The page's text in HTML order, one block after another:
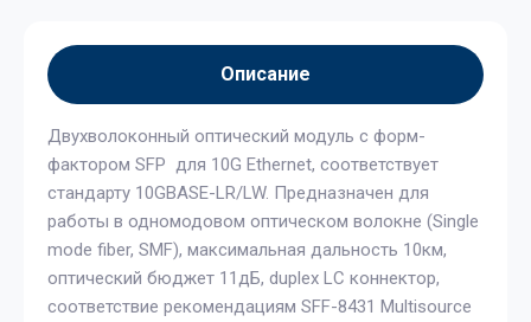
Описание
Двухволоконный оптический модуль с форм-
фактором SFP для 10G Ethernet, соответствует
стандарту 10GBASE-LR/LW. Предназначен для
работы в одномодовом оптическом волокне (Single
mode fiber, SMF), максимальная дальность 10км,
оптический бюджет 11дБ, duplex LC коннектор,
соответствие рекомендациям SFF-8431 Multisource